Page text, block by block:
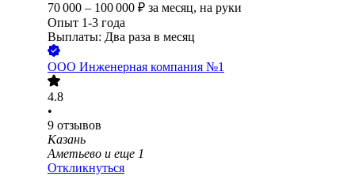
70 000 – 100 000 ₽ за месяц, на руки
Опыт 1-3 года
Выплаты: Два раза в месяц
ООО Инженерная компания №1
4.8
•
9 отзывов
Казань
Аметьево и еще 1
Откликнуться